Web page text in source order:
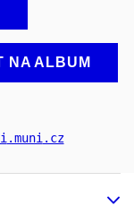
NA ALBUM
.muni .cz